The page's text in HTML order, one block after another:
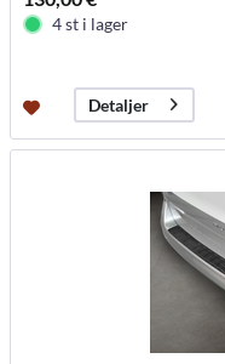
4 st i lager
Detaljer